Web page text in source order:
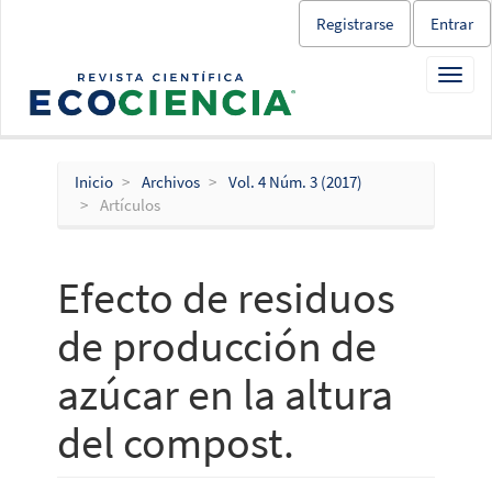
Navegación
principal
Contenido
lateral
Registrarse Entrar
Inicio Archivos
Vol. 4 Núm. 3 (2017)
Artículos
Efecto de residuos
de producción de
azúcar en la altura
del compost.